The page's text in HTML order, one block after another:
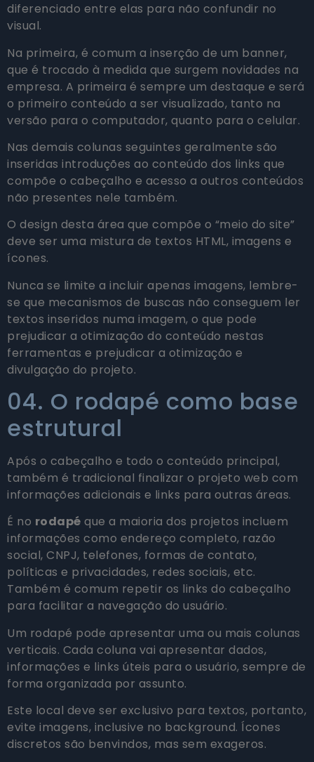
diferenciado entre elas para não confundir no
visual.
Na primeira, é comum a inserção de um banner,
que é trocado à medida que surgem novidades na
empresa. A primeira é sempre um destaque e será
o primeiro conteúdo a ser visualizado, tanto na
versão para o computador, quanto para o celular.
Nas demais colunas seguintes geralmente são
inseridas introduções ao conteúdo dos links que
compõe o cabeçalho e acesso a outros conteúdos
não presentes nele também.
O design desta área que compõe o “meio do site”
deve ser uma mistura de textos HTML, imagens e
ícones.
Nunca se limite a incluir apenas imagens, lembre-
se que mecanismos de buscas não conseguem ler
textos inseridos numa imagem, o que pode
prejudicar a otimização do conteúdo nestas
ferramentas e prejudicar a otimização e
divulgação do projeto.
04. O rodapé como base
estrutural
Após o cabeçalho e todo o conteúdo principal,
também é tradicional finalizar o projeto web com
informações adicionais e links para outras áreas.
É no rodapé que a maioria dos projetos incluem
informações como endereço completo, razão
social, CNPJ, telefones, formas de contato,
políticas e privacidades, redes sociais, etc.
Também é comum repetir os links do cabeçalho
para facilitar a navegação do usuário.
Um rodapé pode apresentar uma ou mais colunas
verticais. Cada coluna vai apresentar dados,
informações e links úteis para o usuário, sempre de
forma organizada por assunto.
Este local deve ser exclusivo para textos, portanto,
evite imagens, inclusive no background. Ícones
discretos são benvindos, mas sem exageros.